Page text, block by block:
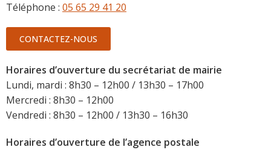
Téléphone : 05 65 29 41 20
CONTACTEZ-NOUS
Horaires d’ouverture du secrétariat de mairie
Lundi, mardi : 8h30 – 12h00 / 13h30 – 17h00
Mercredi : 8h30 – 12h00
Vendredi : 8h30 – 12h00 / 13h30 – 16h30
Horaires d’ouverture de l’agence postale